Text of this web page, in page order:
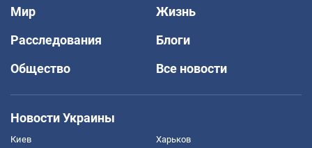
Мир
Жизнь
Расследования
Блоги
Общество
Все новости
Новости Украины
Киев Харьков